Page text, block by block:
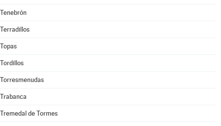
Tenebrón
Terradillos
Topas
Tordillos
Torresmenudas
Trabanca
Tremedal de Tormes